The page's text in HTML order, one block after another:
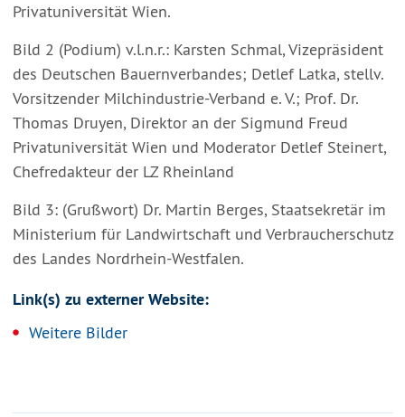
Privatuniversität Wien.
Bild 2 (Podium) v.l.n.r.: Karsten Schmal, Vizepräsident
des Deutschen Bauernverbandes; Detlef Latka, stellv.
Vorsitzender Milchindustrie-Verband e. V.; Prof. Dr.
Thomas Druyen, Direktor an der Sigmund Freud
Privatuniversität Wien und Moderator Detlef Steinert,
Chefredakteur der LZ Rheinland
Bild 3: (Grußwort) Dr. Martin Berges, Staatsekretär im
Ministerium für Landwirtschaft und Verbraucherschutz
des Landes Nordrhein-Westfalen.
Link(s) zu externer Website:
Weitere Bilder